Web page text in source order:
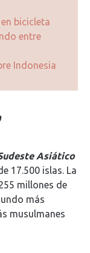
bicicleta
entre
Indonesia
Asiático
17.500 islas. La
millones de
más
musulmanes